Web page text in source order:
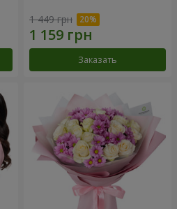
1 449 грн
Заказать